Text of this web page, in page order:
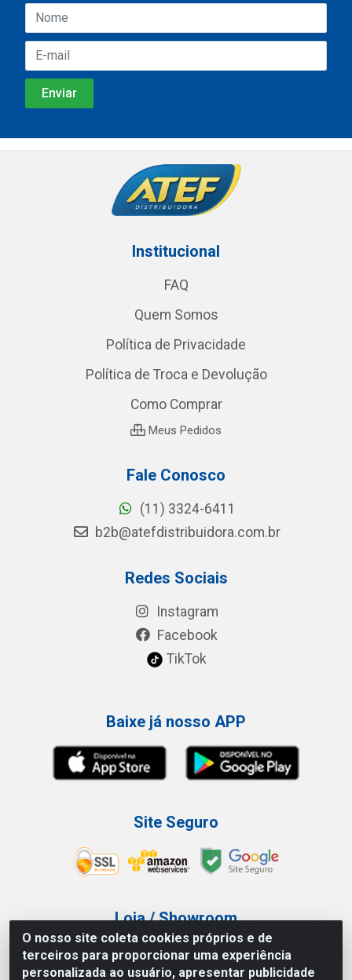
O nosso site coleta cookies próprios e de
terceiros para proporcionar uma experiência
personalizada ao usuário, apresentar publicidade
Institucional
FAQ
Quem Somos
Política de Privacidade
Política de Troca e Devolução
Como Comprar
Meus Pedidos
Fale Conosco
(11) 3324-6411
b2b@atefdistribuidora.com.br
Redes Sociais
Instagram
Facebook
TikTok
Baixe já nosso APP
Site Seguro
Loja / Showroom
Tel.: (11) 3227-0546
Av Vautier, 587/597 - Pari - São Paulo/SP